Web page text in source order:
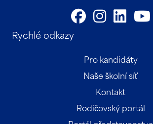
Rychlé odkazy
Pro kandidáty
Naše školní síť
Kontakt
Rodičovský portál